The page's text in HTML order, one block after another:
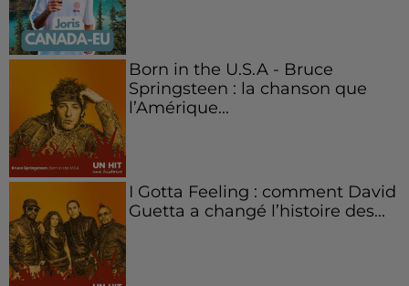
Born in the U.S.A - Bruce
Springsteen : la chanson que
l’Amérique...
I Gotta Feeling : comment David
Guetta a changé l’histoire des...